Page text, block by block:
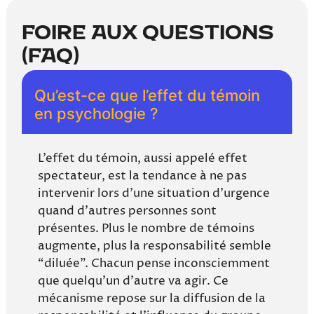
Grâce au travail pionnier de Latané et Darley,
nous comprenons désormais que l’inaction
collective n’est pas nécessairement de
l’indifférence, mais un effet pervers de la
dynamique de groupe. En prendre conscience
est la première étape pour s’en libérer.
FOIRE AUX QUESTIONS
(FAQ)
Qu’est-ce que l’effet du témoin
en psychologie ?
L’effet du témoin, aussi appelé effet
spectateur, est la tendance à ne pas
intervenir lors d’une situation d’urgence
quand d’autres personnes sont
présentes. Plus le nombre de témoins
augmente, plus la responsabilité semble
“diluée”. Chacun pense inconsciemment
que quelqu’un d’autre va agir. Ce
mécanisme repose sur la diffusion de la